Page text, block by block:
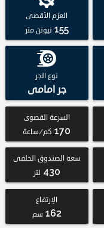
العزم الأقصى
155 نيوتن.متر
نوع الجر
جر امامى
السرعة القصوى
170 كم/ساعة
سعة الصندوق الخلفى
430 لتر
الإرتفاع
162 سم